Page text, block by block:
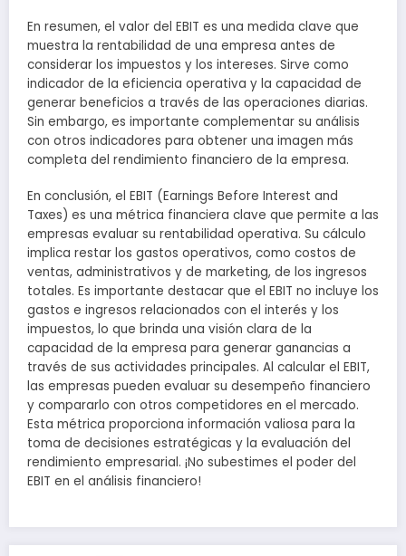
En resumen, el valor del EBIT es una medida clave que
muestra la rentabilidad de una empresa antes de
considerar los impuestos y los intereses. Sirve como
indicador de la eficiencia operativa y la capacidad de
generar beneficios a través de las operaciones diarias.
Sin embargo, es importante complementar su análisis
con otros indicadores para obtener una imagen más
completa del rendimiento financiero de la empresa.
En conclusión, el EBIT (Earnings Before Interest and
Taxes) es una métrica financiera clave que permite a las
empresas evaluar su rentabilidad operativa. Su cálculo
implica restar los gastos operativos, como costos de
ventas, administrativos y de marketing, de los ingresos
totales. Es importante destacar que el EBIT no incluye los
gastos e ingresos relacionados con el interés y los
impuestos, lo que brinda una visión clara de la
capacidad de la empresa para generar ganancias a
través de sus actividades principales. Al calcular el EBIT,
las empresas pueden evaluar su desempeño financiero
y compararlo con otros competidores en el mercado.
Esta métrica proporciona información valiosa para la
toma de decisiones estratégicas y la evaluación del
rendimiento empresarial. ¡No subestimes el poder del
EBIT en el análisis financiero!